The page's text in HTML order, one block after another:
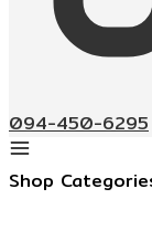
094-450-6295
Shop